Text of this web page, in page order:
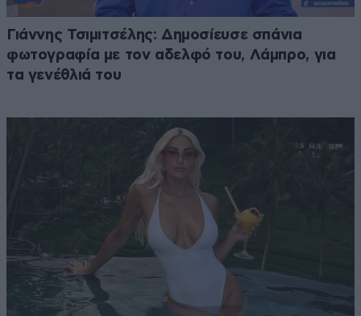
Γιάννης Τσιμιτσέλης: Δημοσίευσε σπάνια
φωτογραφία με τον αδελφό του, Λάμπρο, για
τα γενέθλιά του